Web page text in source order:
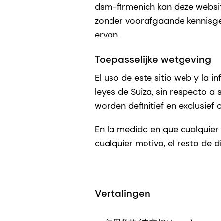
dsm-firmenich kan deze
zonder voorafgaande
ervan.
Toepasselijke wetgeving
El uso de este sitio web y la
leyes de Suiza, sin respecto
worden definitief en exclusief
En la medida en que
cualquier motivo, el resto de
Vertalingen